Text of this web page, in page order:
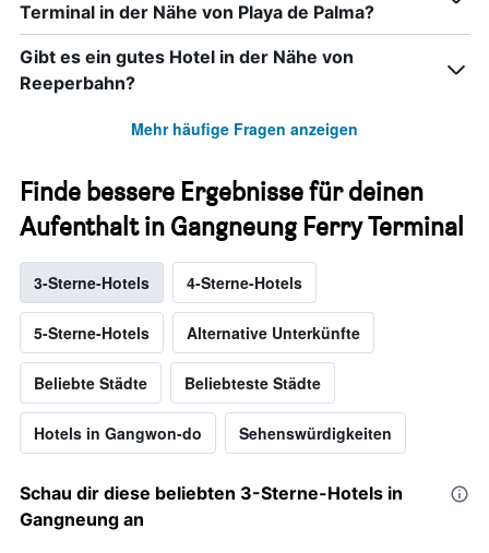
Terminal in der Nähe von Playa de Palma?
Gibt es ein gutes Hotel in der Nähe von
Reeperbahn?
Mehr häufige Fragen anzeigen
Finde bessere Ergebnisse für deinen
Aufenthalt in Gangneung Ferry Terminal
3-Sterne-Hotels 4-Sterne-Hotels
5-Sterne-Hotels Alternative Unterkünfte
Beliebte Städte Beliebteste Städte
Hotels in Gangwon-do Sehenswürdigkeiten
Schau dir diese beliebten 3-Sterne-Hotels in
Gangneung an